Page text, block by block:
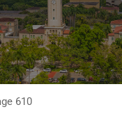
610